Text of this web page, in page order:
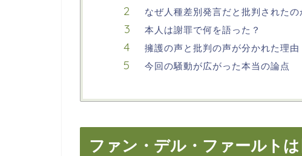
なぜ人種差別発言だと批判されたの
本人は謝罪で何を語った？
擁護の声と批判の声が分かれた理由
今回の騒動が広がった本当の論点
ファン・デル・ファールト